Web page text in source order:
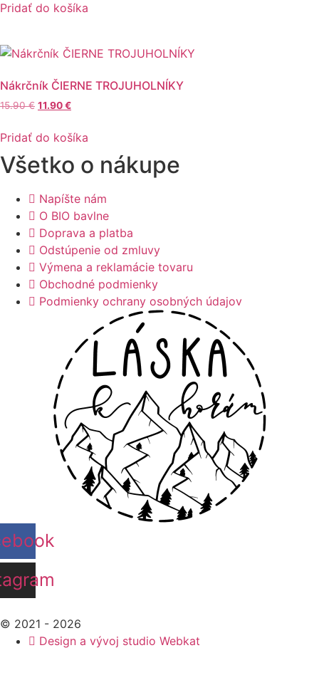
Pridať do košíka
Nákrčník ČIERNE TROJUHOLNÍKY
15.90€ Pôvodná
bola:
11.90€Aktuálna
je:
Pridať do košíka
Všetko o nákupe
Napíšte nám
O BIO bavlne
Doprava a platba
Odstúpenie od zmluvy
Výmena a reklamácie tovaru
Obchodné podmienky
Podmienky ochrany osobných údajov
© 2021 - 2026
Design a vývoj studio Webkat